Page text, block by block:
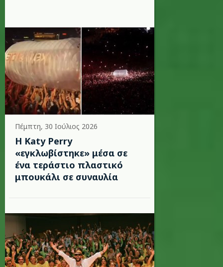
Πέμπτη, 30 Ιούλιος 2026
H Katy Perry
«εγκλωβίστηκε» μέσα σε
ένα τεράστιο πλαστικό
μπουκάλι σε συναυλία